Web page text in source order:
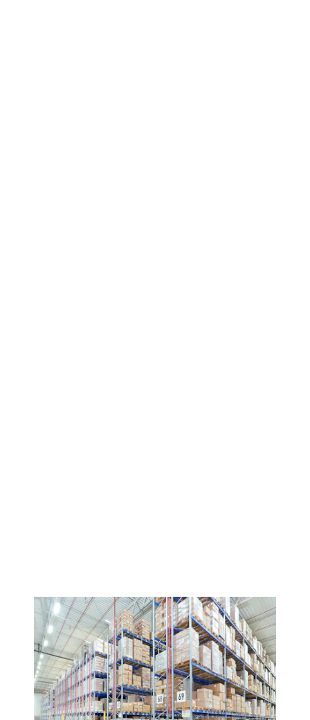
Upptäck våra hyllsystem